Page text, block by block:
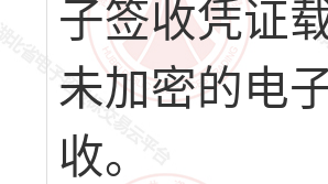
子签收凭证
未加密的电
收。